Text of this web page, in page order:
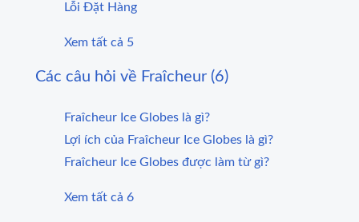
Lỗi Đặt Hàng
Xem tất cả 5
Các câu hỏi về Fraîcheur (6)
Fraîcheur Ice Globes là gì?
Lợi ích của Fraîcheur Ice Globes là gì?
Fraîcheur Ice Globes được làm từ gì?
Xem tất cả 6